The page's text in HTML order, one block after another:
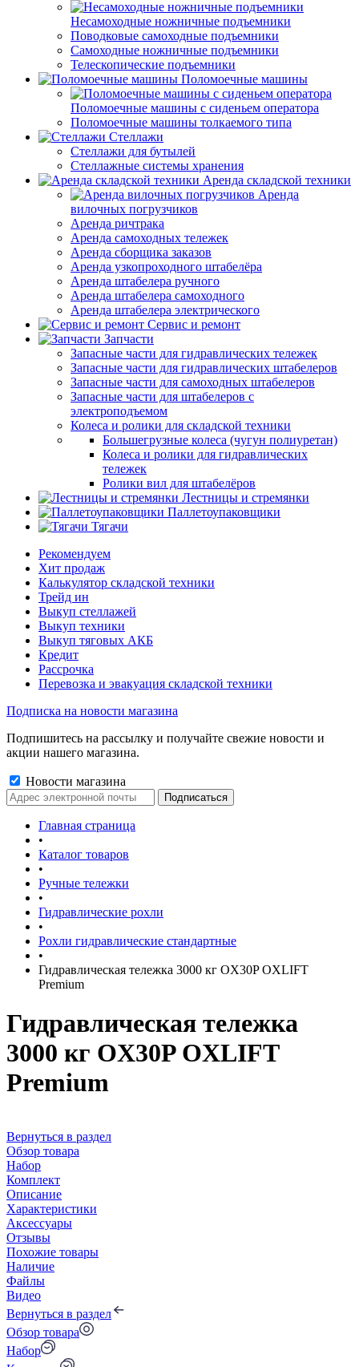
Несамоходные ножничные подъемники
Поводковые самоходные подъемники
Самоходные ножничные подъемники
Телескопические подъемники
Поломоечные машины
Поломоечные машины с сиденьем оператора
Поломоечные машины толкаемого типа
Стеллажи
Стеллажи для бутылей
Стеллажные системы хранения
Аренда складской техники
Аренда
вилочных погрузчиков
Аренда ричтрака
Аренда самоходных тележек
Аренда сборщика заказов
Аренда узкопроходного штабелёра
Аренда штабелера ручного
Аренда штабелера самоходного
Аренда штабелера электрического
Сервис и ремонт
Запчасти
Запасные части для гидравлических тележек
Запасные части для гидравлических штабелеров
Запасные части для самоходных штабелеров
Запасные части для штабелеров с
электроподъемом
Колеса и ролики для складской техники
Большегрузные колеса (чугун полиуретан)
Колеса и ролики для гидравлических
тележек
Ролики вил для штабелёров
Лестницы и стремянки
Паллетоупаковщики
Тягачи
Рекомендуем
Хит продаж
Калькулятор складской техники
Трейд ин
Выкуп стеллажей
Выкуп техники
Выкуп тяговых АКБ
Кредит
Рассрочка
Перевозка и эвакуация складской техники
Подписка на новости магазина
Подпишитесь на рассылку и получайте свежие новости и
акции нашего магазина.
Новости магазина
Главная страница
•
Каталог товаров
•
Ручные тележки
•
Гидравлические рохли
•
Рохли гидравлические стандартные
•
Гидравлическая тележка 3000 кг OX30P OXLIFT
Premium
Гидравлическая тележка
3000 кг OX30P OXLIFT
Premium
Вернуться в раздел
Обзор товара
Набор
Комплект
Описание
Характеристики
Аксессуары
Отзывы
Похожие товары
Наличие
Файлы
Видео
Вернуться в раздел
Обзор товара
Набор